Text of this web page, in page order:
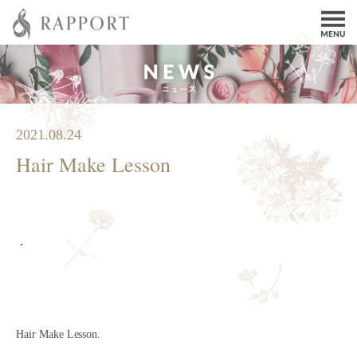
2021.08.24
Hair Make Lesson
・
Hair Make Lesson.